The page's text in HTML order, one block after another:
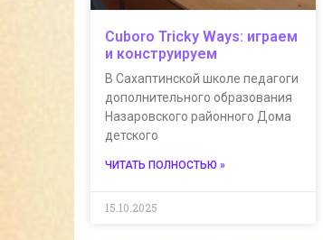
Cuboro Tricky Ways: играем
и конструируем
В Сахаптинской школе педагоги
дополнительного образования
Назаровского районного Дома
детского
ЧИТАТЬ ПОЛНОСТЬЮ »
15.10.2025